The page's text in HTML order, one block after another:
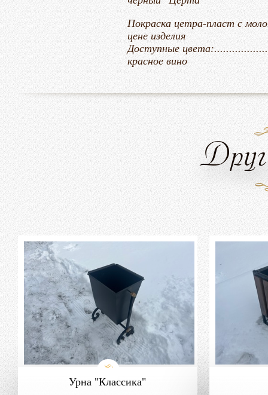
Покраска цетра-пласт с
ценеизделия
Доступные
красное вино
Урна "Классика"